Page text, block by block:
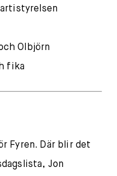
Olbjörn
fika
Fyren. Där blir det
Jon